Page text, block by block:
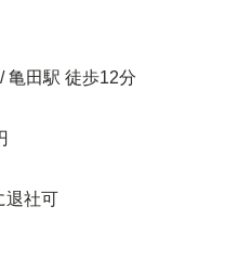
亀田駅 徒歩12分
退社可